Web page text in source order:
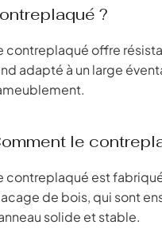
?
contreplaqué offre
adapté à un large
le
contreplaqué est
de bois, qui sont
solide et stable.